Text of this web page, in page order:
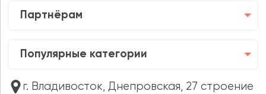
Партнёрам
Популярные категории
г. Владивосток, Днепровская, 27 строение